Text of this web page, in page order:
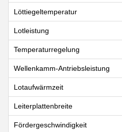
Löttiegeltemperatur
Lotleistung
Temperaturregelung
Wellenkamm-Antriebsleistung
Lotaufwärmzeit
Leiterplattenbreite
Fördergeschwindigkeit